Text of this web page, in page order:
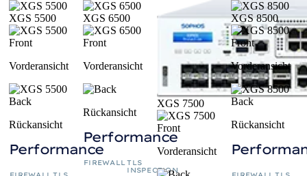
XGS 5500
Vorderansicht
Rückansicht
Performance
XGS 6500
Vorderansicht
Rückansicht
Performance
FIREWALL TLS
INSPECTION
XGS 7500
Vorderansicht
XGS 8500
Vorderansicht
Rückansicht